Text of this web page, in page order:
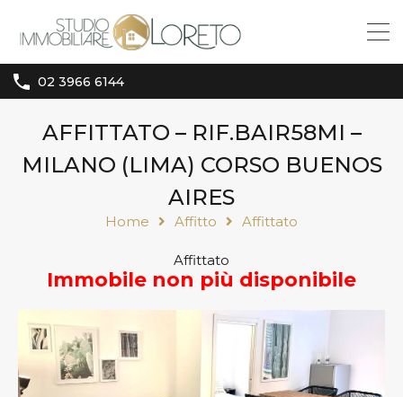
02 3966 6144
AFFITTATO – RIF.BAIR58MI –
MILANO (LIMA) CORSO BUENOS
AIRES
Home Affitto Affittato
Affittato
Immobile non più disponibile